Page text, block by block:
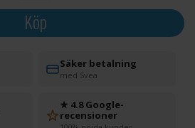
Köp
Säker betalning
med Svea
★ 4.8 Google-
recensioner